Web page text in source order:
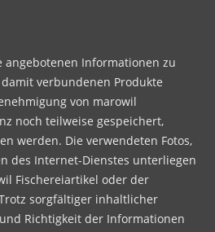
Informationen zu
verbundenen Produkte
von marowil
noch teilweise gespeichert,
werden. Die verwendeten Fotos,
des Internet-Dienstes unterliegen
Fischereiartikel oder der
sorgfältiger inhaltlicher
Richtigkeit der Informationen